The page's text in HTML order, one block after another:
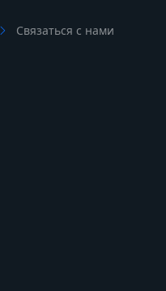
Связаться с нами